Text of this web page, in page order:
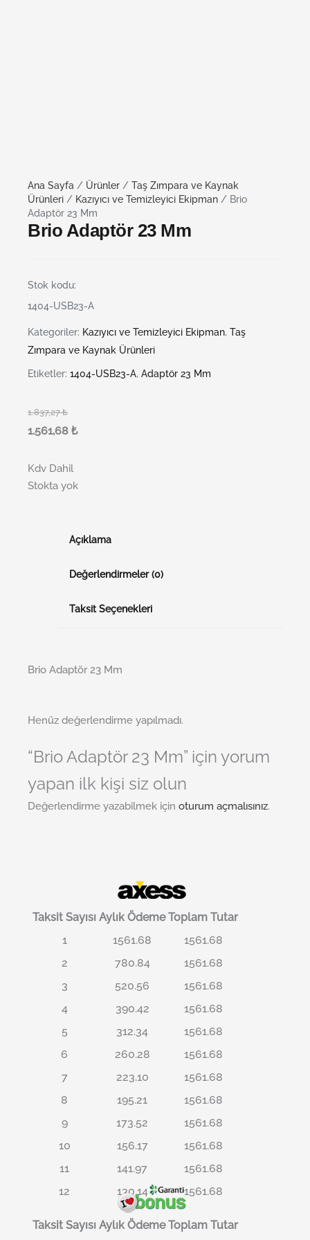
Ana Sayfa / Ürünler / Taş Zımpara ve Kaynak
Ürünleri / Kazıyıcı ve Temizleyici Ekipman / Brio
Adaptör 23 Mm
Brio Adaptör 23 Mm
Stok kodu:
1404-USB23-A
Kategoriler: Kazıyıcı ve Temizleyici Ekipman, Taş
Zımpara ve Kaynak Ürünleri
Etiketler: 1404-USB23-A, Adaptör 23 Mm
1.837,27₺
1.561,68 ₺
Kdv Dahil
Stokta yok
Açıklama
Değerlendirmeler (0)
Taksit Seçenekleri
Brio Adaptör 23 Mm
Henüz değerlendirme yapılmadı.
“Brio Adaptör 23 Mm” için yorum
yapan ilk kişi siz olun
Değerlendirme yazabilmek için oturum açmalısınız.
Taksit Sayısı Aylık Ödeme Toplam Tutar
1
1561.68
1561.68
2
780.84
1561.68
3
520.56
1561.68
4
390.42
1561.68
5
312.34
1561.68
6
260.28
1561.68
7
223.10
1561.68
8
195.21
1561.68
9
173.52
1561.68
10
156.17
1561.68
11
141.97
1561.68
12
130.14 1561.68
Taksit Sayısı Aylık Ödeme Toplam Tutar